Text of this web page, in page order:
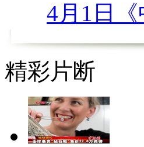
长、父亲是房
事”、“怪不得这
一时之间，“
众关爱的“必须
人不在少数，
4月1日《
精彩片断